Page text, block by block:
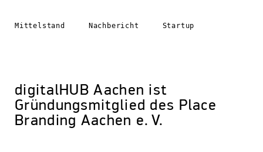
Mittelstand Nachbericht Startup
digitalHUB Aachen ist
Gründungsmitglied des Place
Branding Aachen e. V.